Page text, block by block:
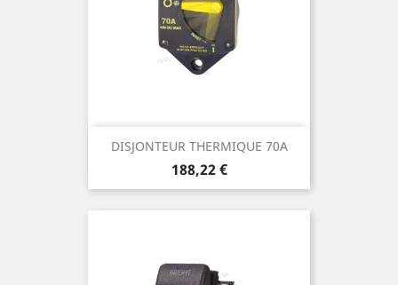
DISJONTEUR THERMIQUE 70A
Prix
188,22 €